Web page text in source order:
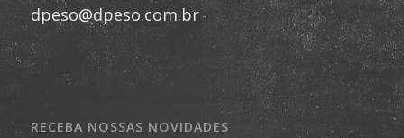
dpeso@dpeso.com.br
RECEBA NOSSAS NOVIDADES